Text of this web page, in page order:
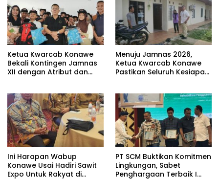
Ketua Kwarcab Konawe
Bekali Kontingen Jamnas
XII dengan Atribut dan
Menuju Jamnas 2026,
Ketua Kwarcab Konawe
Pastikan Seluruh Kesiapan
Ini Harapan Wabup
Konawe Usai Hadiri Sawit
Expo Untuk Rakyat di
PT SCM Buktikan Komitmen
Lingkungan, Sabet
Penghargaan Terbaik I